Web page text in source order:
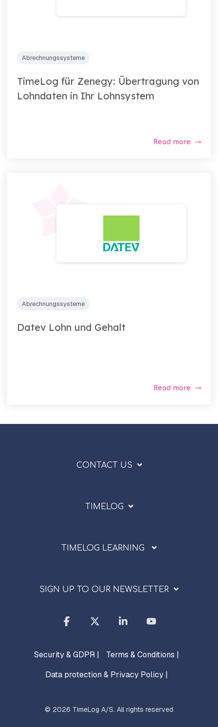
Abrechnungssysteme
TimeLog für Zenegy: Übertragung von
Lohndaten in Ihr Lohnsystem
Read more
Abrechnungssysteme
Datev Lohn und Gehalt
Read more
CONTACT US
TIMELOG
TIMELOG LEARNING
SIGN UP TO OUR NEWSLETTER
Security & GDPR |
Terms & Conditions |
Data protection & Privacy Policy |
© 2026 TimeLog A/S. All rights reserved
Facebook Linkedin